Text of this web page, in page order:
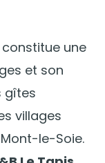
constitue une
et son
gîtes
villages
le-Soie.